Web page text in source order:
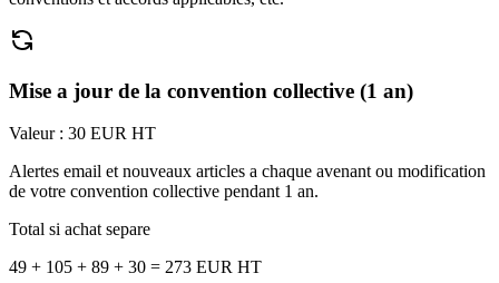
Mise a jour de la convention collective (1 an)
Valeur : 30 EUR HT
Alertes email et nouveaux articles a chaque avenant ou modification
de votre convention collective pendant 1 an.
Total si achat separe
49 + 105 + 89 + 30 = 273 EUR HT